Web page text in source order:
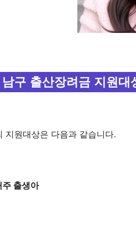
구 출산장려금 지원대
지원대상은 다음과 같습니다.
주 출생아